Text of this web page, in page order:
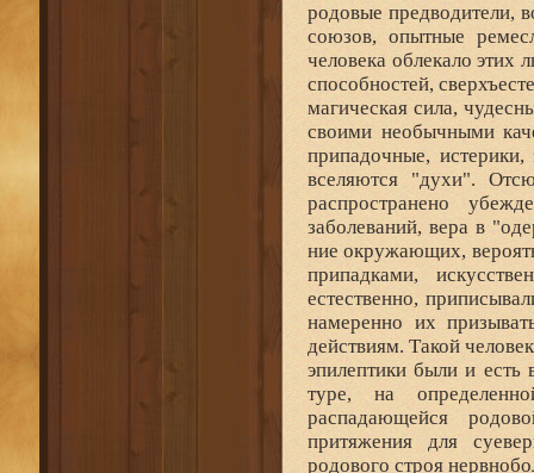
родовые предводители,
союзов, опытные
человека облекало этих
способностей,
магическая сила,
своими необычными
припадочные,
вселяются "духи".
распространено
заболеваний, вера в
ние окружающих,
припадками,
естественно,
намеренно их
действиям. Такой
эпилептики были и есть
туре, на
распадающейся
притяжения для
родового строя